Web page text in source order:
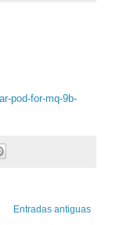
pod-for-mq-9b-
Entradas antiguas